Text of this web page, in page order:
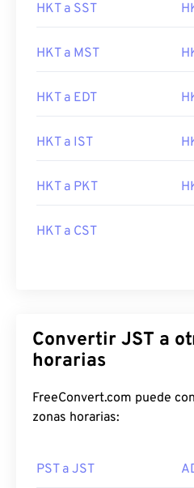
HKT a SST
HKT a MST
HKT a EDT
HKT a IST
HKT a PKT
HKT a CST
Convertir JST a
horarias
FreeConvert.com puede
zonas horarias:
PST a JST